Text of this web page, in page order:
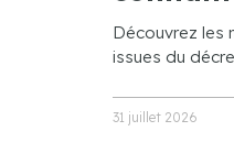
Découvrez les
issues du
31 juillet 2026